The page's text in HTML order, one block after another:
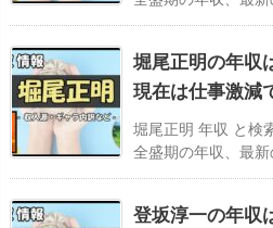
堀尾正明の年収
現在は仕事激減
堀尾正明 年収 と検
全盛期の年収、最新
登坂淳一の年収